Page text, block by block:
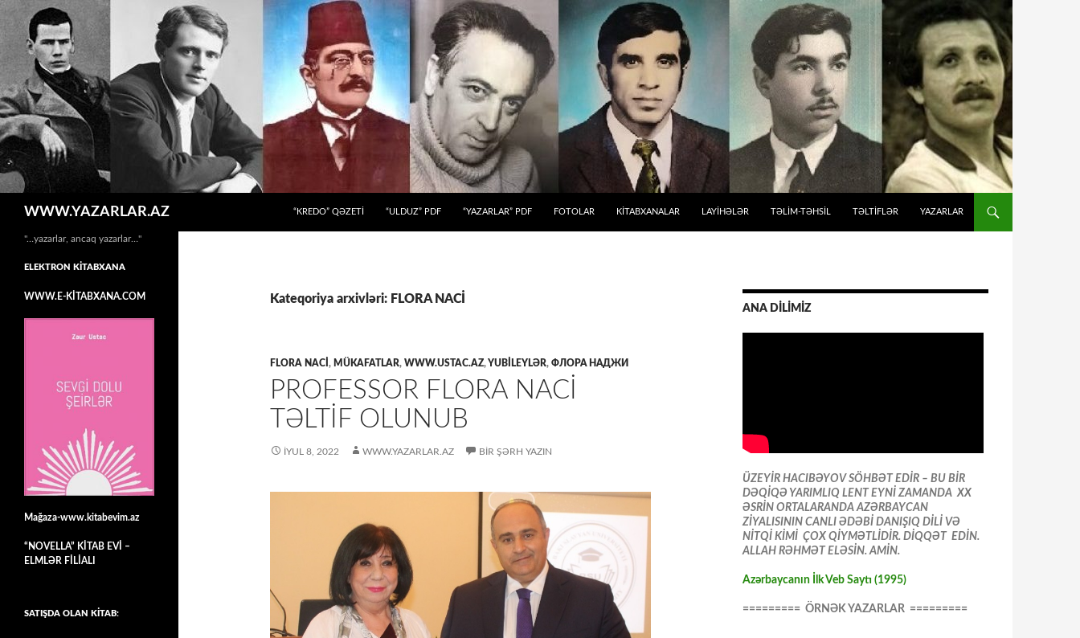
WWW.YAZARLAR.AZ
“KREDO” QƏZETİ
“ULDUZ” PDF “YAZARLAR” PDF FOTOLAR KİTABXANALAR LAYİHƏLƏR TƏLIM-TƏHSIL TƏLTİFLƏR YAZARLAR
Kateqoriya arxivləri: FLORA NACİ
FLORA NACİ , MÜKAFATLAR, WWW.USTAC.AZ,YUBİLEYLƏR, ФЛОРА НАДЖИ
PROFESSOR FLORA NACİ
TƏLTİF OLUNUB
İYUL 8, 2022 WWW.YAZARLAR.AZ BIR ŞƏRH YAZIN
ANA DİLİMİZ
ÜZEYİR HACIBƏYOV SÖHBƏT EDİR – BU BİR
DƏQİQƏ YARIMLIQ LENT EYNİ ZAMANDA XX
ƏSRİN ORTALARANDA AZƏRBAYCAN
ZİYALISININ CANLI ƏDƏBİ DANIŞIQ DİLİ VƏ
NİTQİ KİMİ ÇOX QİYMƏTLİDİR. DİQQƏT EDİN.
ALLAH RƏHMƏT ELƏSİN. AMİN.
Azərbaycanın İlk Veb Saytı (1995)
========= ÖRNƏK YAZARLAR =========
"…yazarlar, ancaq yazarlar…"
ELEKTRON KİTABXANA
WWW.E-KİTABXANA.COM
Mağaza-www.kitabevim.az
“NOVELLA” KİTAB EVİ –
ELMLƏR FİLİALI
SATIŞDA OLAN KİTAB: